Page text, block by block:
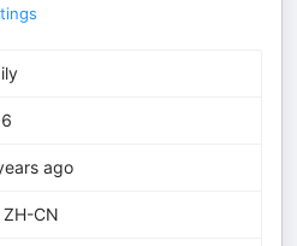
ago
ZH-CN